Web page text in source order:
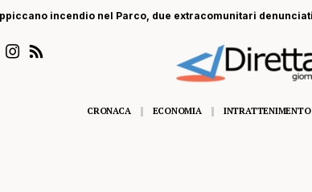
incendio nel Parco, due extracomunitari denunciati
CRONACA ECONOMIA INTRATTENIMENTO